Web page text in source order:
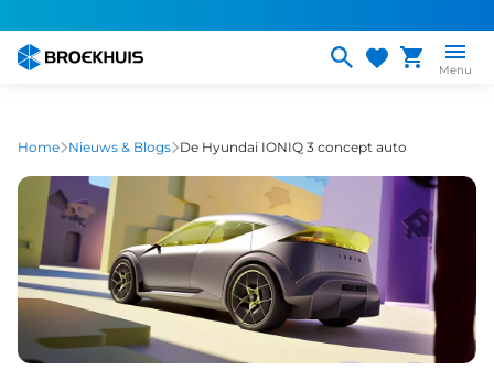
naar
gaan
Menu
Home Nieuws & Blogs De Hyundai IONIQ 3 concept auto